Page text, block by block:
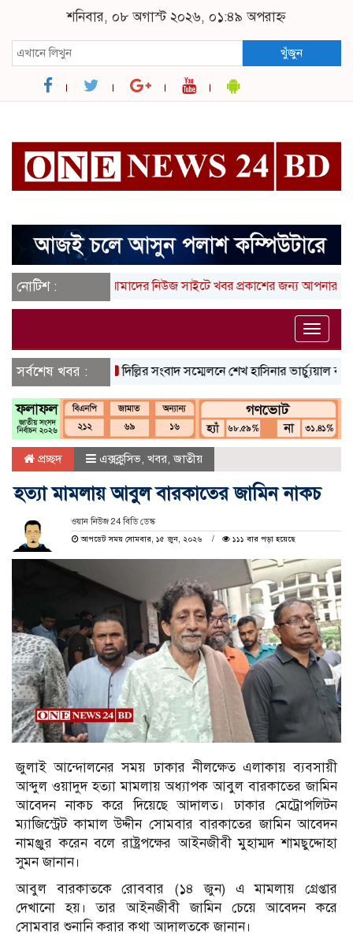
শনিবার, ০৮ অগাস্ট ২০২৬, ০১:৪৯ অপরাহ্ন
খুঁজুন
নোটিশ : আমাদের নিউজ সাইটে খবর প্রকাশের জন্য আপনার লিখা
Toggle
সর্বশেষ খবর :দিল্লির সংবাদ সম্মেলনে শেখ হাসিনার ভার্চ্যুয়াল বক্তব্যে
প্রচ্ছদ এক্সক্লুসিভ, খবর,জাতীয়
হত্যা মামলায় আবুল বারকাতের জামিন নাকচ
ওয়ান নিউজ 24 বিডি ডেস্ক
আপডেট সময় সোমবার, ১৫ জুন, ২০২৬
১১১ বার পড়া হয়েছে
জুলাই আন্দোলনের সময় ঢাকার নীলক্ষেত এলাকায় ব্যবসায়ী
আব্দুল ওয়াদুদ হত্যা মামলায় অধ্যাপক আবুল বারকাতের জামিন
আবেদন নাকচ করে দিয়েছে আদালত। ঢাকার মেট্রোপলিটন
ম্যাজিস্ট্রেট কামাল উদ্দীন সোমবার বারকাতের জামিন আবেদন
নামঞ্জুর করেন বলে রাষ্ট্রপক্ষের আইনজীবী মুহাম্মদ শামছুদ্দোহা
সুমন জানান।
আবুল বারকাতকে রোববার (১৪ জুন) এ মামলায় গ্রেপ্তার
দেখানো হয়। তার আইনজীবী জামিন চেয়ে আবেদন করে
সোমবার শুনানি করার কথা আদালতকে জানান।